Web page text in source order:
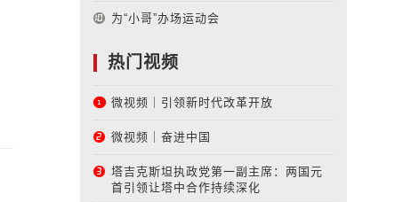
为“小哥”办场运动会
热门视频
微视频｜引领新时代改革开放
微视频｜奋进中国
塔吉克斯坦执政党第一副主席：两国元
首引领让塔中合作持续深化